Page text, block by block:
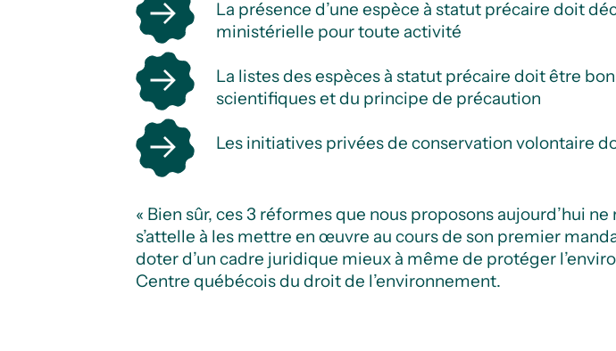
La présence d’une espèce à statut précaire doit
ministérielle pour toute activité
La listes des espèces à statut précaire doit être
scientifiques et du principe de précaution
Les initiatives privées de conservation volontaire
« Bien sûr, ces 3 réformes que nous proposons aujourd’hui
s’attelle à les mettre en œuvre au cours de son premier
doter d’un cadre juridique mieux à même de protéger
Centre québécois du droit de l’environnement.